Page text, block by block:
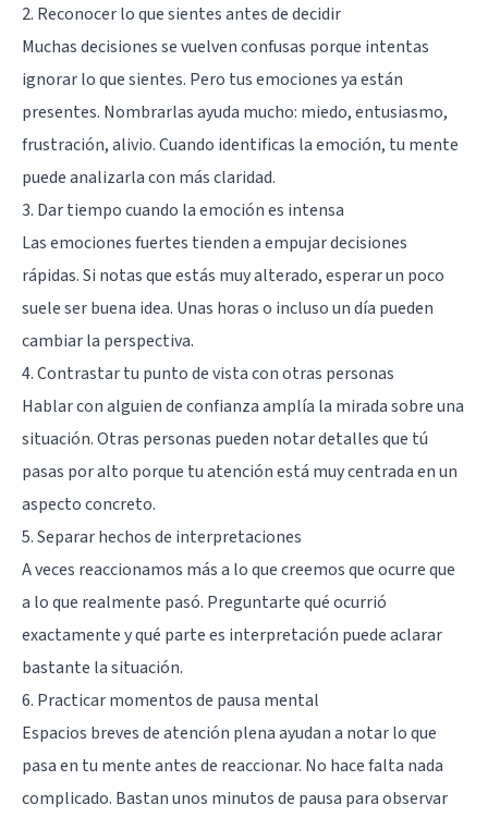
2. Reconocer lo que sientes antes de decidir
Muchas decisiones se vuelven confusas porque intentas
ignorar lo que sientes. Pero tus emociones ya están
presentes. Nombrarlas ayuda mucho: miedo, entusiasmo,
frustración, alivio. Cuando identificas la emoción, tu mente
puede analizarla con más claridad.
3. Dar tiempo cuando la emoción es intensa
Las emociones fuertes tienden a empujar decisiones
rápidas. Si notas que estás muy alterado, esperar un poco
suele ser buena idea. Unas horas o incluso un día pueden
cambiar la perspectiva.
4. Contrastar tu punto de vista con otras personas
Hablar con alguien de confianza amplía la mirada sobre una
situación. Otras personas pueden notar detalles que tú
pasas por alto porque tu atención está muy centrada en un
aspecto concreto.
5. Separar hechos de interpretaciones
A veces reaccionamos más a lo que creemos que ocurre que
a lo que realmente pasó. Preguntarte qué ocurrió
exactamente y qué parte es interpretación puede aclarar
bastante la situación.
6. Practicar momentos de pausa mental
Espacios breves de atención plena ayudan a notar lo que
pasa en tu mente antes de reaccionar. No hace falta nada
complicado. Bastan unos minutos de pausa para observar